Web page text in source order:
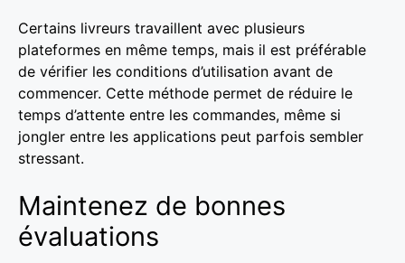
Certains livreurs travaillent avec plusieurs
plateformes en même temps, mais il est préférable
de vérifier les conditions d’utilisation avant de
commencer. Cette méthode permet de réduire le
temps d’attente entre les commandes, même si
jongler entre les applications peut parfois sembler
stressant.
Maintenez de bonnes
évaluations